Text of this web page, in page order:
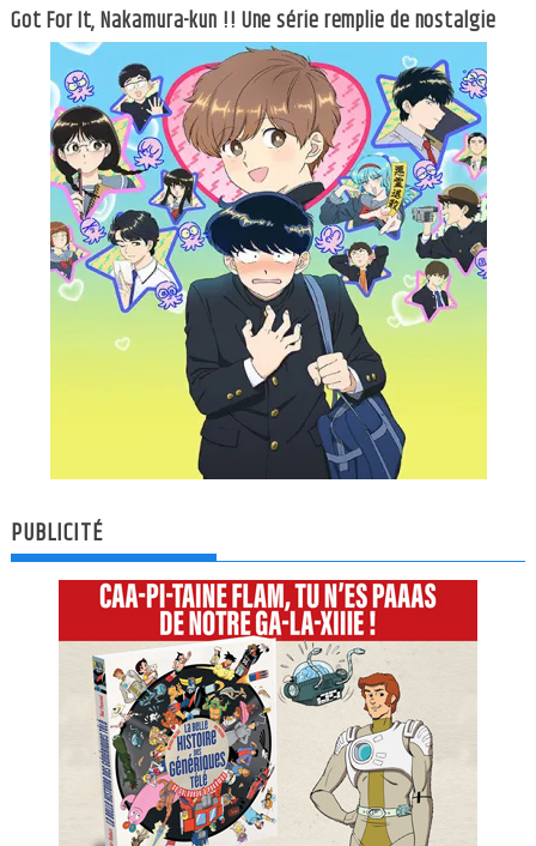
Got For It, Nakamura-kun !! Une série remplie de nostalgie
PUBLICITÉ